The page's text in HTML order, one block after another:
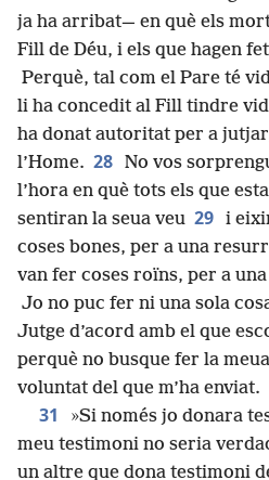
ja ha arribat— en què els
Fill de Déu, i els que hagen
Perquè, tal com el Pare té
li ha concedit al Fill tindre
ha donat autoritat per a
l’Home. 28 No vos
l’hora en què tots els que
sentiran la seua veu 29 i
coses bones, per a una
van fer coses roïns, per a
Jo no puc fer ni una sola
Jutge d’acord amb el que
perquè no busque fer la
voluntat del que m’ha enviat.
31
»Si només jo donara
meu testimoni no seria
un altre que dona testimoni